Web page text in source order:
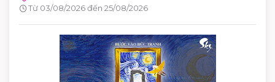
sống. Hãy đến tham gia và cùng lan tỏa thông điệp yêu
Từ 03/08/2026 đến 25/08/2026